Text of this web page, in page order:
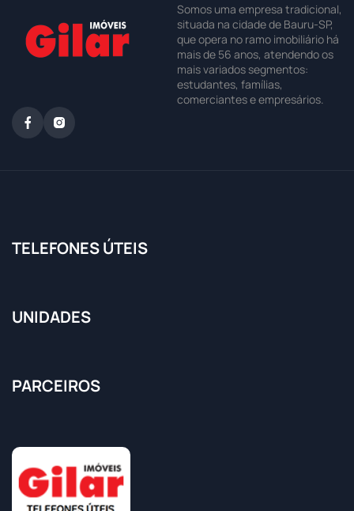
Somos uma empresa tradicional,
situada na cidade de Bauru-SP,
que opera no ramo imobiliário há
mais de 56 anos, atendendo os
mais variados segmentos:
estudantes, famílias,
comerciantes e empresários.
TELEFONES ÚTEIS
UNIDADES
PARCEIROS